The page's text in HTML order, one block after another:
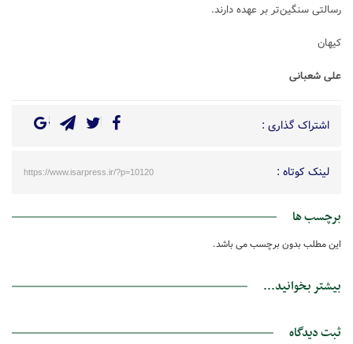
رسالتی سنگین‌تر بر عهده‌ دارند.
کیهان
علی شعبانی
اشتراک گذاری :
لینک کوتاه : https://www.isarpress.ir/?p=10120
برچسب ها
این مطلب بدون برچسب می باشد.
بیشتر بخوانید...
ثبت دیدگاه